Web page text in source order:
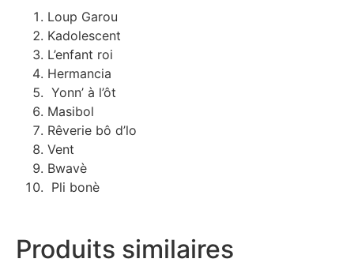
Produits similaires
Loup Garou
Kadolescent
L’enfant roi
Hermancia
Yonn’ à l’ôt
Masibol
Rêverie bô d’lo
Vent
Bwavè
Pli bonè